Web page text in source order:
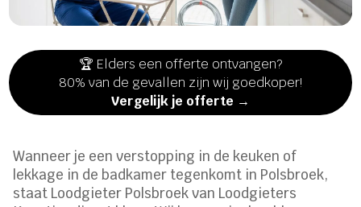
🏆 Elders een offerte ontvangen?
80% van de gevallen zijn wij goedkoper!
Vergelijk je offerte →
Wanneer je een verstopping in de keuken of
lekkage in de badkamer tegenkomt in Polsbroek,
staat Loodgieter Polsbroek van Loodgieters